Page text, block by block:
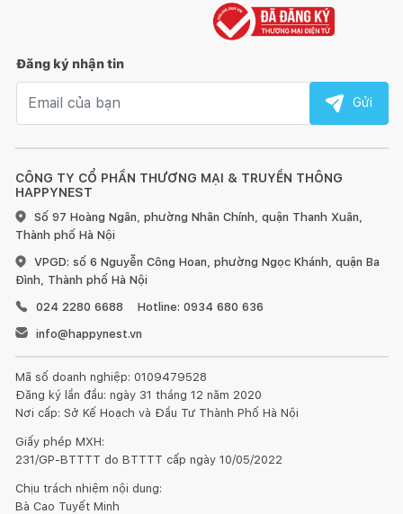
CÔNG TY CỔ PHẦN THƯƠNG MẠI & TRUYỀN THÔNG
HAPPYNEST
Số 97 Hoàng Ngân, phường Nhân Chính, quận Thanh Xuân,
Thành phố Hà Nội
VPGD: số 6 Nguyễn Công Hoan, phường Ngọc Khánh, quận Ba
Đình, Thành phố Hà Nội
024 2280 6688
Hotline: 0934 680 636
info@happynest.vn
Mã số doanh nghiệp: 0109479528
Đăng ký lần đầu: ngày 31 tháng 12 năm 2020
Nơi cấp: Sở Kế Hoạch và Đầu Tư Thành Phố Hà Nội
Giấy phép MXH:
231/GP-BTTTT do BTTTT cấp ngày 10/05/2022
Chịu trách nhiệm nội dung:
Bà Cao Tuyết Minh
Đăng ký nhận tin
Gửi